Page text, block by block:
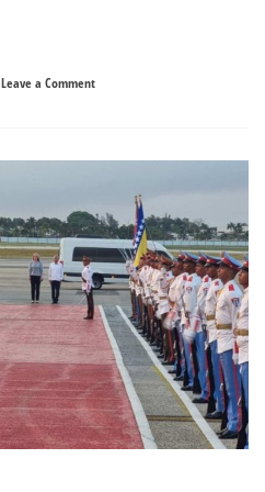
Leave a Commenton
unapređenju
odnosa